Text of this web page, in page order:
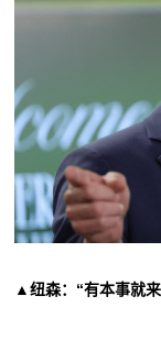
▲纽森：“有本事就